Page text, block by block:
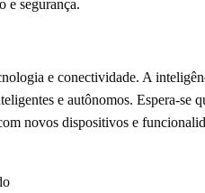
e segurança.
e conectividade. A
e autônomos. Espera-se
novos dispositivos e